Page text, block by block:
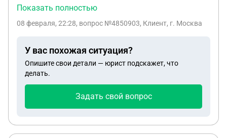
выплату 195 тысяч и региональную 1 миллион где
заключил новый 20 апреля 2025 года , но как
увеличина сумма от региона и подписан новый
контракт не положены выплаты ?
Показать полностью
08 февраля, 22:28, вопрос №4850903, Клиент, г. Москва
У вас похожая ситуация?
Опишите свои детали — юрист подскажет, что
делать.
Задать свой вопрос